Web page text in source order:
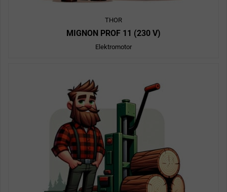
THOR
MIGNON PROF 11 (230 V)
Elektromotor